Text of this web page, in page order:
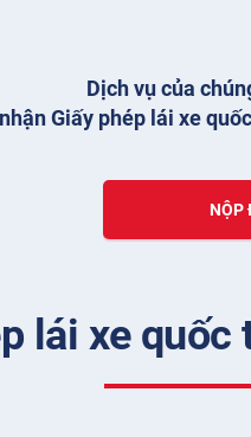
Dịch vụ của
Giấy phép lái xe
NỘP
lái xe